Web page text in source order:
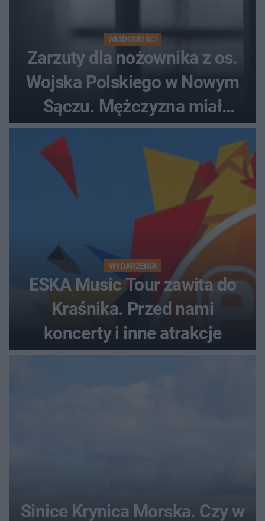
WIADOMOŚCI
Zarzuty dla nożownika z os.
Wojska Polskiego w Nowym
Sączu. Mężczyzna miał
wczesniej problemy z
prawem
WYDARZENIA
ESKA Music Tour zawita do
Kraśnika. Przed nami
koncerty i inne atrakcje
Sinice Krynica Morska. Czy w